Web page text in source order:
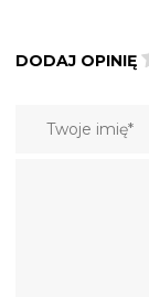
DODAJ OPINIĘ